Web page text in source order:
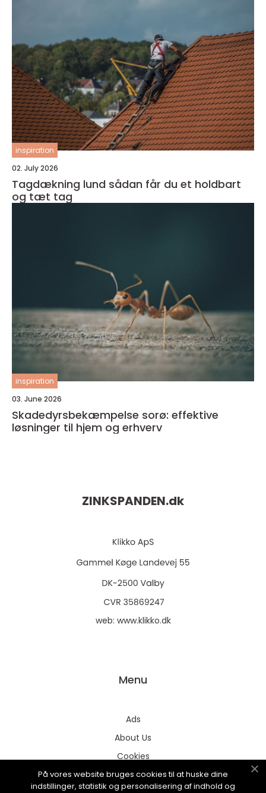
inspiration
02. July 2026
Tagdækning lund sådan får du et holdbart
og tæt tag
inspiration
03. June 2026
Skadedyrsbekæmpelse sorø: effektive
løsninger til hjem og erhverv
ZINKSPANDEN.dk
web: www.klikko.dk
Menu
Ads
About Us
Cookies
Contact
På vores website bruges cookies til at huske dine
indstillinger, statistik og personalisering af indhold og